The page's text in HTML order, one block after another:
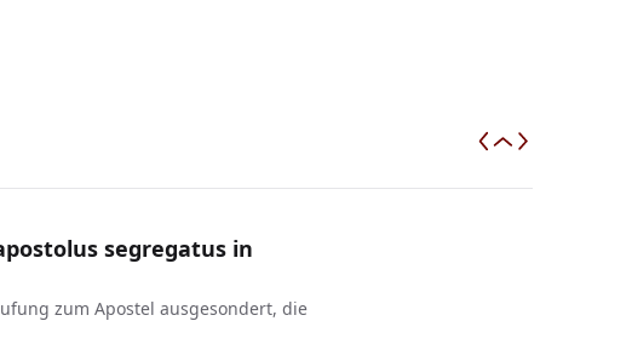
segregatus in
zum Apostel ausgesondert, die